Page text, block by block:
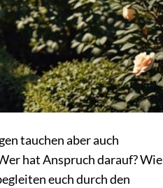
tauchen aber auch
hat Anspruch darauf? Wie
euch durch den